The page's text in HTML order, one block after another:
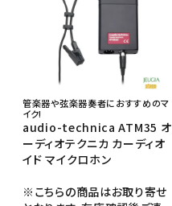
管楽器や弦楽器奏者におすすめのマ
イク!
audio-technica ATM35 オ
ーディオテクニカ カーディオ
イド マイクロホン
※こちらの商品はお取り寄せ